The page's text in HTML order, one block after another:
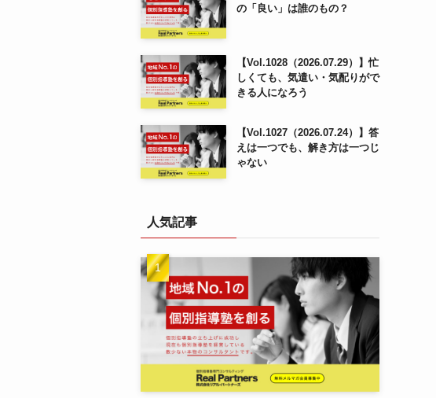
の「良い」は誰のもの？
【Vol.1028（2026.07.29）】忙
しくても、気遣い・気配りがで
きる人になろう
【Vol.1027（2026.07.24）】答
えは一つでも、解き方は一つじ
ゃない
人気記事